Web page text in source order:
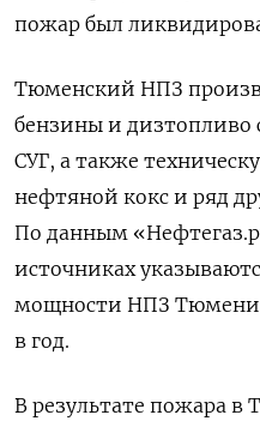
пожар был
Тюменский НПЗ
бензины и дизтопливо
СУГ, а также
нефтяной кокс и ряд
По данным
источниках
мощности НПЗ Тюмени
в год.
В результате пожара в